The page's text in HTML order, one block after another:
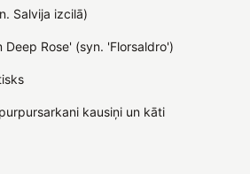
Salvija izcilā)
Deep Rose' (syn. 'Florsaldro')
kausiņi un kāti